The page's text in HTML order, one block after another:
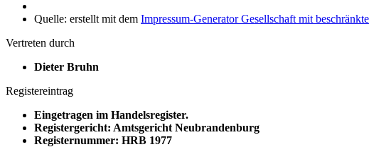
Quelle: erstellt mit dem Impressum-Generator Gesellschaft mit
Vertreten durch
Dieter Bruhn
Registereintrag
Eingetragen im Handelsregister.
Registergericht: Amtsgericht Neubrandenburg
Registernummer: HRB 1977